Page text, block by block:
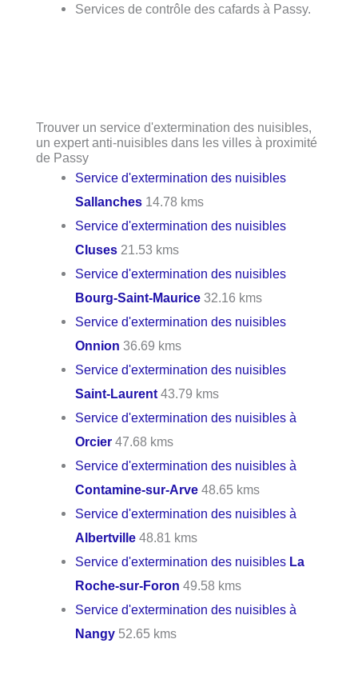
Services de contrôle des cafards à Passy.
Trouver un service d'extermination des nuisibles,
un expert anti-nuisibles dans les villes à proximité
de Passy
Service d'extermination des nuisibles
Sallanches 14.78 kms
Service d'extermination des nuisibles
Cluses 21.53 kms
Service d'extermination des nuisibles
Bourg-Saint-Maurice 32.16 kms
Service d'extermination des nuisibles
Onnion 36.69 kms
Service d'extermination des nuisibles
Saint-Laurent 43.79 kms
Service d'extermination des nuisibles à
Orcier 47.68 kms
Service d'extermination des nuisibles à
Contamine-sur-Arve 48.65 kms
Service d'extermination des nuisibles à
Albertville 48.81 kms
Service d'extermination des nuisibles La
Roche-sur-Foron 49.58 kms
Service d'extermination des nuisibles à
Nangy 52.65 kms